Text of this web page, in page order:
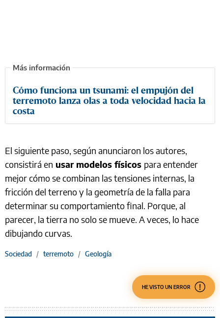
Cómo funciona un tsunami: el empujón del
terremoto lanza olas a toda velocidad hacia la
costa
El siguiente paso, según anunciaron los autores,
consistirá en usar modelos físicos para entender
mejor cómo se combinan las tensiones internas, la
fricción del terreno y la geometría de la falla para
determinar su comportamiento final. Porque, al
parecer, la tierra no solo se mueve. A veces, lo hace
dibujando curvas.
Sociedad / terremoto / Geología
HE VISTO UN ERROR